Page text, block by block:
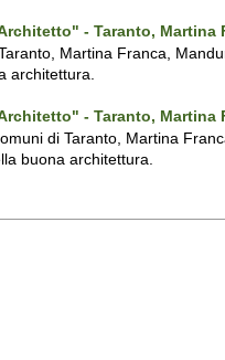
- Taranto, Martina
Martina Franca,
architettura.
- Taranto, Martina
di Taranto, Martina
buona architettura.